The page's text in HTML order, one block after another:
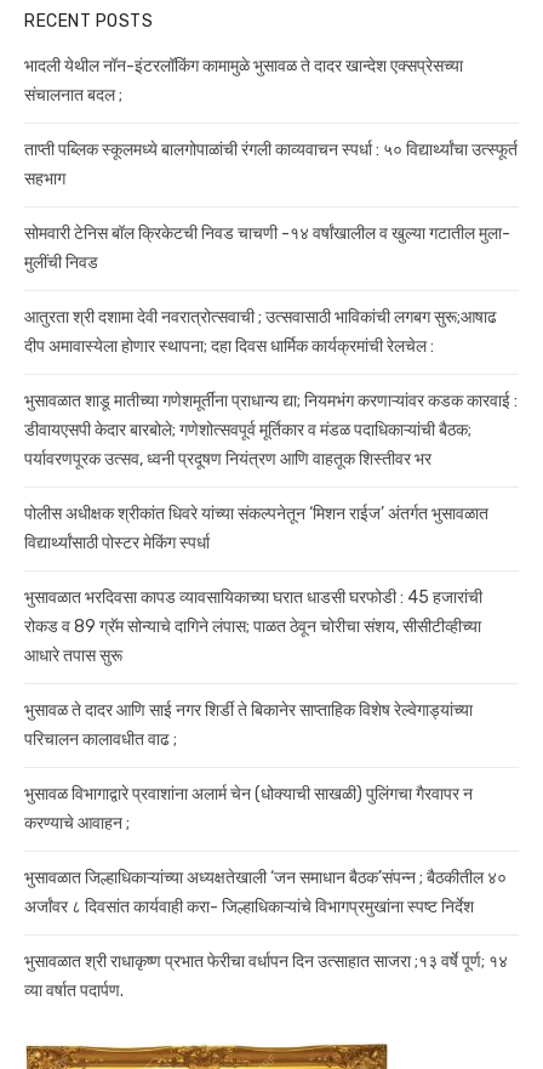
RECENT POSTS
भादली येथील नॉन-इंटरलॉकिंग कामामुळे भुसावळ ते दादर खान्देश एक्सप्रेसच्या
संचालनात बदल ;
ताप्ती पब्लिक स्कूलमध्ये बालगोपाळांची रंगली काव्यवाचन स्पर्धा : ५० विद्यार्थ्यांचा उत्स्फूर्त
सहभाग
सोमवारी टेनिस बॉल क्रिकेटची निवड चाचणी -१४ वर्षांखालील व खुल्या गटातील मुला-
मुलींची निवड
आतुरता श्री दशामा देवी नवरात्रोत्सवाची ; उत्सवासाठी भाविकांची लगबग सुरू;आषाढ
दीप अमावास्येला होणार स्थापना; दहा दिवस धार्मिक कार्यक्रमांची रेलचेल :
भुसावळात शाडू मातीच्या गणेशमूर्तींना प्राधान्य द्या; नियमभंग करणाऱ्यांवर कडक कारवाई :
डीवायएसपी केदार बारबोले; गणेशोत्सवपूर्व मूर्तिकार व मंडळ पदाधिकाऱ्यांची बैठक;
पर्यावरणपूरक उत्सव, ध्वनी प्रदूषण नियंत्रण आणि वाहतूक शिस्तीवर भर
पोलीस अधीक्षक श्रीकांत धिवरे यांच्या संकल्पनेतून ‘मिशन राईज’ अंतर्गत भुसावळात
विद्यार्थ्यांसाठी पोस्टर मेकिंग स्पर्धा
भुसावळात भरदिवसा कापड व्यावसायिकाच्या घरात धाडसी घरफोडी : 45 हजारांची
रोकड व 89 ग्रॅम सोन्याचे दागिने लंपास; पाळत ठेवून चोरीचा संशय, सीसीटीव्हीच्या
आधारे तपास सुरू
भुसावळ ते दादर आणि साई नगर शिर्डी ते बिकानेर साप्ताहिक विशेष रेल्वेगाड्यांच्या
परिचालन कालावधीत वाढ ;
भुसावळ विभागाद्वारे प्रवाशांना अलार्म चेन (धोक्याची साखळी) पुलिंगचा गैरवापर न
करण्याचे आवाहन ;
भुसावळात जिल्हाधिकाऱ्यांच्या अध्यक्षतेखाली ‘जन समाधान बैठक’संपन्न ; बैठकीतील ४०
अर्जांवर ८ दिवसांत कार्यवाही करा- जिल्हाधिकाऱ्यांचे विभागप्रमुखांना स्पष्ट निर्देश
भुसावळात श्री राधाकृष्ण प्रभात फेरीचा वर्धापन दिन उत्साहात साजरा ;१३ वर्षे पूर्ण; १४
व्या वर्षात पदार्पण.